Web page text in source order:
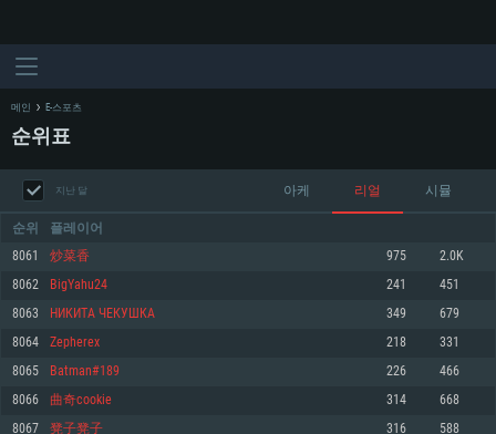
최소사양
최소사양
최소사양
메인 E-스포츠
순위표
지난 달 아케 리얼 시뮬
순위 플레이어
8061 炒菜香 975 2.0K
8062 BigYahu24 241 451
8063 НИКИТА ЧЕКУШКА 349 679
8064 Zepherex 218 331
8065 Batman#189 226 466
8066 曲奇cookie 314 668
8067 凳子凳子 316 588